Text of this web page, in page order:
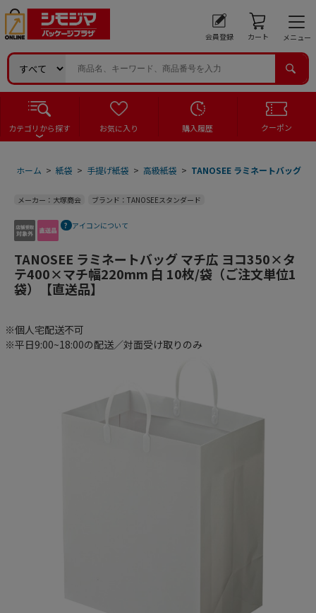
会員登録 カート メニュー
カテゴリから探す お気に入り 購入履歴 クーポン
ホーム > 紙袋 > 手提げ紙袋 > 高級紙袋 > TANOSEE ラミネートバッグ
メーカー：大塚商会 ブランド：TANOSEEスタンダード
アイコンについて
TANOSEE ラミネートバッグ マチ広 ヨコ350×タ
テ400×マチ幅220mm 白 10枚/袋（ご注文単位1
袋）【直送品】
※個人宅配送不可
※平日9:00~18:00の配送／対面受け取りのみ